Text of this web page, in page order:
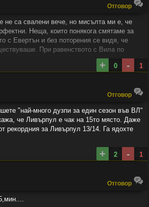
Oтговор
не са свалени вече, но мисълта ми е, че
Неща, които понякога смятаме за
с Евертън и без поторения се видя, че
При равенството с Вила по
са си аверчета.
+ 0 -
1
Oтговор
"най-много дузпи за един сезон във ВЛ"
че Ливърпул е чак на 15то място. Даже
рекордния за Ливърпул 13/14. Га ядохте
+ 2 -
1
Oтговор